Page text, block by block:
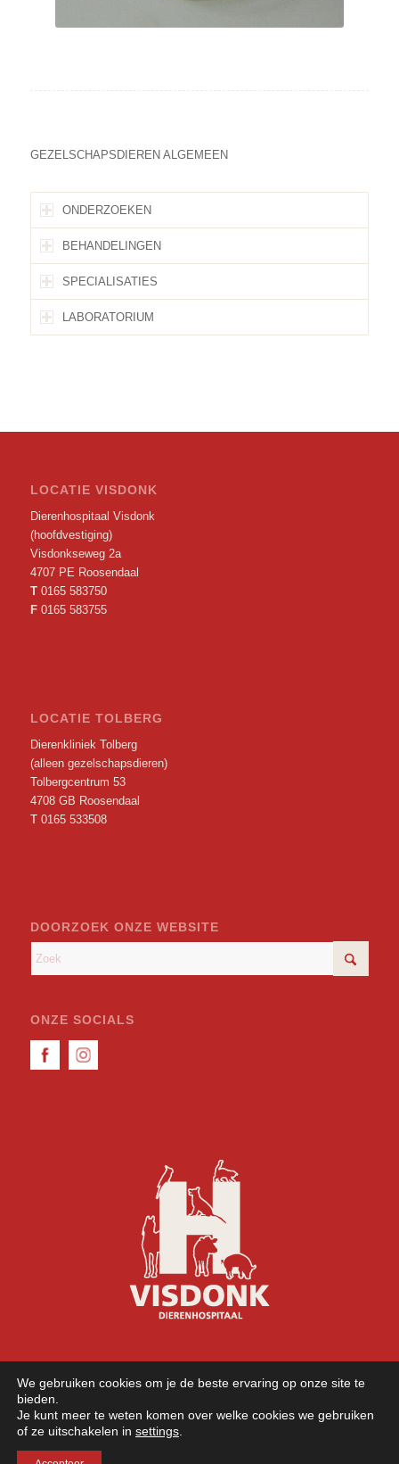
GEZELSCHAPSDIEREN ALGEMEEN
ONDERZOEKEN
BEHANDELINGEN
SPECIALISATIES
LABORATORIUM
LOCATIE VISDONK
Dierenhospitaal Visdonk
(hoofdvestiging)
Visdonkseweg 2a
4707 PE Roosendaal
T 0165 583750
F 0165 583755
LOCATIE TOLBERG
Dierenkliniek Tolberg
(alleen gezelschapsdieren)
Tolbergcentrum 53
4708 GB Roosendaal
T 0165 533508
DOORZOEK ONZE WEBSITE
ONZE SOCIALS
We gebruiken cookies om je de beste ervaring op onze site te
bieden.
Je kunt meer te weten komen over welke cookies we gebruiken
of ze uitschakelen in settings